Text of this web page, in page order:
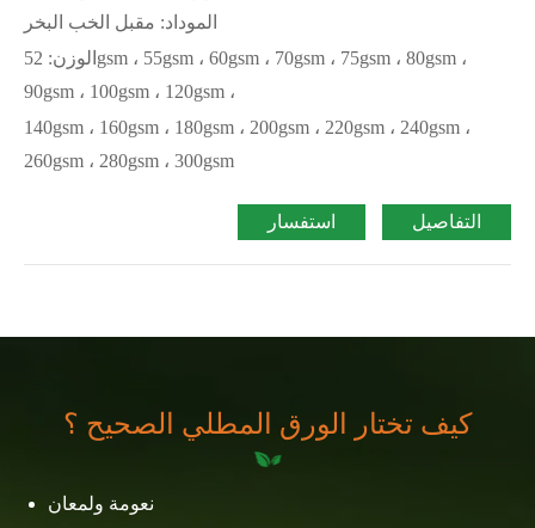
الموداد: مقبل الخب البخر
الوزن: 52gsm ، 55gsm ، 60gsm ، 70gsm ، 75gsm ، 80gsm ،
90gsm ، 100gsm ، 120gsm ،
140gsm ، 160gsm ، 180gsm ، 200gsm ، 220gsm ، 240gsm ،
260gsm ، 280gsm ، 300gsm
استفسار التفاصيل
كيف تختار الورق المطلي الصحيح ؟
نعومة ولمعان